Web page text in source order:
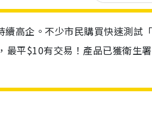
高企。不少市民購買快速測試
平$10有交易！產品已獲衛生